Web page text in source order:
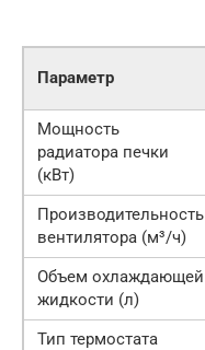
Параметр
Мощность
радиатора печки
(кВт)
Производительность
вентилятора (м³/ч)
Объем охлаждающей
жидкости (л)
Тип термостата